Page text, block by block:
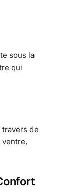
sous la
qui
de
ventre,